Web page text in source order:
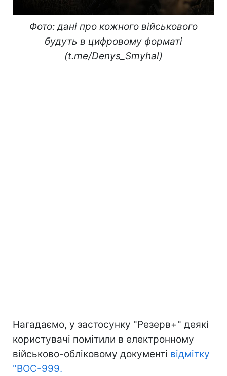
Фото: дані про кожного військового
будуть в цифровому форматі
(t.me/Denys_Smyhal)
Нагадаємо, у застосунку "Резерв+" деякі
користувачі помітили в електронному
військово-обліковому документі відмітку
"ВОС-999.